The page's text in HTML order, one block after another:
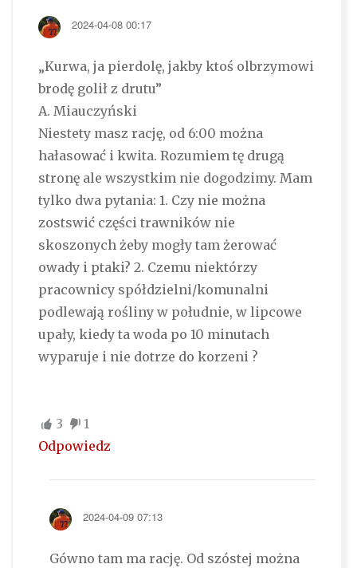
2024-04-08 00:17
„Kurwa, ja pierdolę, jakby ktoś olbrzymowi
brodę golił z drutu”
A. Miauczyński
Niestety masz rację, od 6:00 można
hałasować i kwita. Rozumiem tę drugą
stronę ale wszystkim nie dogodzimy. Mam
tylko dwa pytania: 1. Czy nie można
zostswić części trawników nie
skoszonych żeby mogły tam żerować
owady i ptaki? 2. Czemu niektórzy
pracownicy spółdzielni/komunalni
podlewają rośliny w południe, w lipcowe
upały, kiedy ta woda po 10 minutach
wyparuje i nie dotrze do korzeni ?
3
1
Odpowiedz
2024-04-09 07:13
Gówno tam ma rację. Od szóstej można